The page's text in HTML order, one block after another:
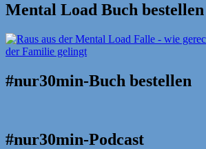
Mental Load Buch bestellen
#nur30min-Buch bestellen
#nur30min-Podcast